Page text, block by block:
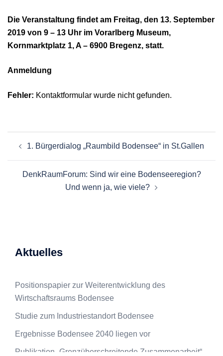
Die Veranstaltung findet am Freitag, den 13. September
2019 von 9 – 13 Uhr im Vorarlberg Museum,
Kornmarktplatz 1, A – 6900 Bregenz, statt.
Anmeldung
Fehler: Kontaktformular wurde nicht gefunden.
1. Bürgerdialog „Raumbild Bodensee“ in St.Gallen
DenkRaumForum: Sind wir eine Bodenseeregion?
Und wenn ja, wie viele?
Aktuelles
Positionspapier zur Weiterentwicklung des
Wirtschaftsraums Bodensee
Studie zum Industriestandort Bodensee
Ergebnisse Bodensee 2040 liegen vor
Publikation „Grenzüberschreitende Zusammenarbeit“